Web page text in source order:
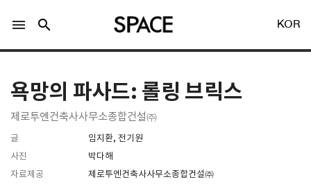
menu search KOR
욕망의 파사드: 롤링 브릭스
제로투엔건축사사무소종합건설㈜
글
임지환, 전기원
사진
박다해
자료제공
제로투엔건축사사무소종합건설㈜